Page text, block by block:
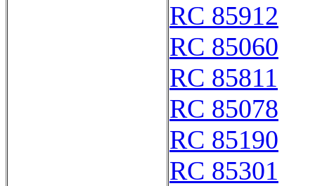
RC 85912
RC 85060
RC 85811
RC 85078
RC 85190
RC 85301